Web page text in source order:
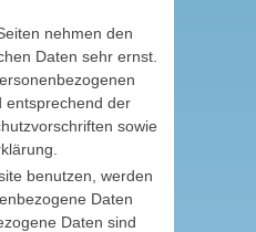
nehmen den
Daten sehr ernst.
entsprechend der
sowie
benutzen, werden
Daten
Daten sind